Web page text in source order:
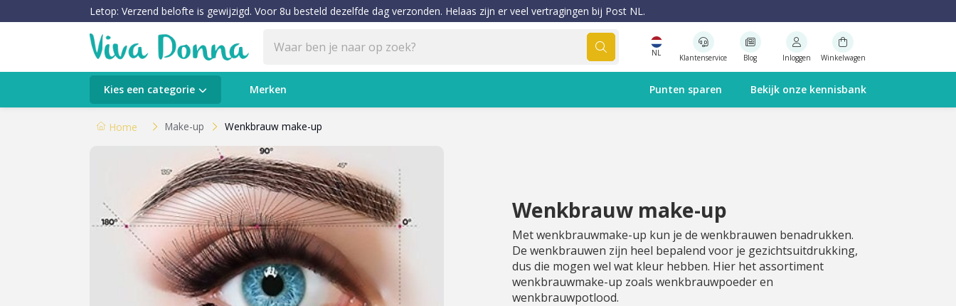
Letop: Verzend belofte is gewijzigd. Voor 8u besteld dezelfde dag verzonden. Helaas zijn er veel vertragingen bij Post NL.
NL Klantenservice Blog Inloggen Winkelwagen
Kies een categorie Merken Punten sparen Bekijk onze kennisbank
Categorieën
Verzorging
Huidtypes & Huidcondities
Baby & Kids
Voeding & Gezondheid
Home Make-up Wenkbrauw make-up
Wenkbrauw make-up
Met wenkbrauwmake-up kun je de wenkbrauwen benadrukken.
De wenkbrauwen zijn heel bepalend voor je gezichtsuitdrukking,
dus die mogen wel wat kleur hebben. Hier het assortiment
wenkbrauwmake-up zoals wenkbrauwpoeder en
wenkbrauwpotlood.